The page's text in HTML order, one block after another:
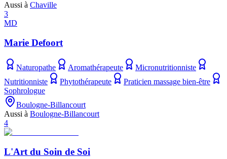
Aussi à Chaville
3
MD
Marie Defoort
Naturopathe Aromathérapeute
Micronutritionniste
Nutritionniste
Phytothérapeute
Praticien massage bien-être
Sophrologue
Boulogne-Billancourt
Aussi à Boulogne-Billancourt
4
L'Art du Soin de Soi